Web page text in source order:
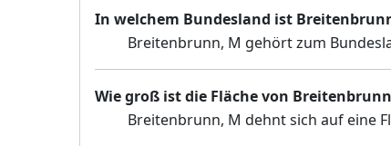
In welchem Bundesland ist
Breitenbrunn, M gehört zum
Wie groß ist die Fläche von
Breitenbrunn, M dehnt sich auf eine